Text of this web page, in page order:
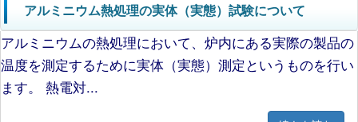
アルミニウム熱処理の実体（実態）試験について
アルミニウムの熱処理において、炉内にある実際の製品の
温度を測定するために実体（実態）測定というものを行い
ます。 熱電対...